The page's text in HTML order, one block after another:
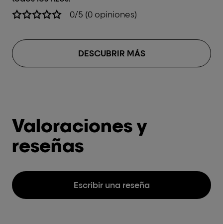
0/5 (0 opiniones)
DESCUBRIR MÁS
Valoraciones y
reseñas
Escribir una reseña